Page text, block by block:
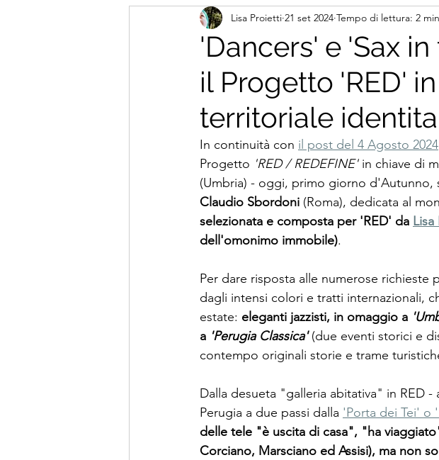
CafèLab Amico di Questioni ESG
'Dancers' e 'Sax
il Progetto 'RED'
territoriale
Lisa Proietti 21 set 2024 Tempo di lettura: 2 min
In continuità con il post del 4 Agosto 2024
Progetto 'RED / REDEFINE' in chiave di
(Umbria) - oggi, primo giorno d'Autunno,
Claudio Sbordoni (Roma), dedicata al
selezionata e composta per 'RED' da
dell'omonimo immobile).
Per dare risposta alle numerose
dagli intensi colori e tratti internazionali,
estate: eleganti jazzisti, in omaggio a
a 'Perugia Classica' (due eventi storici e
contempo originali storie e trame
Dalla desueta "galleria abitativa" in RED
Perugia a due passi dalla 'Porta dei Tei' o
delle tele "è uscita di casa", "ha
Corciano, Marsciano ed Assisi), ma non